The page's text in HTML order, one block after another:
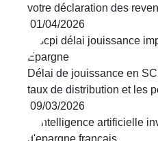
votre déclaration des
01/04/2026
Épargne
Délai de jouissance en
taux de distribution et les
09/03/2026